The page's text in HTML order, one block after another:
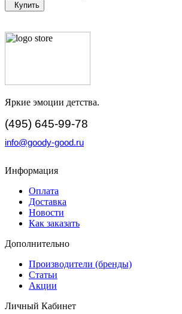
Купить
Яркие эмоции детства.
(495) 645-99-78
info@goody-good.ru
Информация
Оплата
Доставка
Новости
Как заказать
Дополнительно
Производители (бренды)
Статьи
Акции
Личный Кабинет